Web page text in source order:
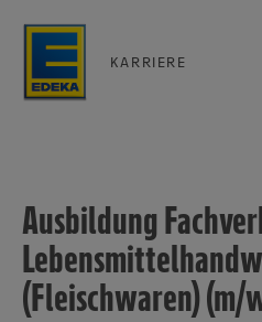
KARRIERE
Ausbildung
(Fleischwaren) (m/